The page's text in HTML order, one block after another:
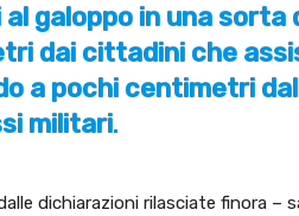
galoppo in una sorta
dai cittadini che
a pochi centimetri
militari.
dichiarazioni rilasciate finora –